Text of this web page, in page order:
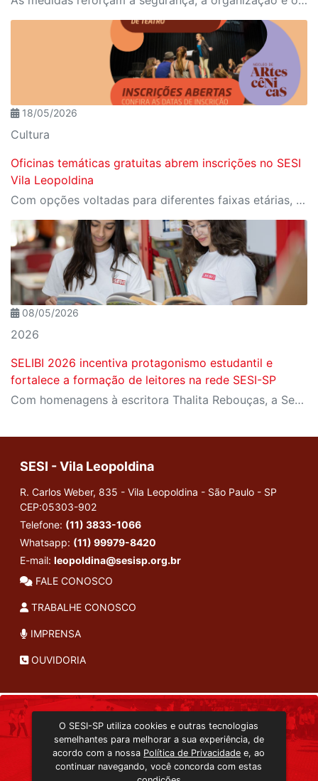
18/05/2026
Cultura
Oficinas temáticas gratuitas abrem inscrições no SESI
Vila Leopoldina
Com opções voltadas para diferentes faixas etárias, as oficinas acontecem no auditório da unidade e propõem experiências criativas por meio de jogos teatrais, expressão corporal e vivências artísticas.
08/05/2026
2026
SELIBI 2026 incentiva protagonismo estudantil e
fortalece a formação de leitores na rede SESI-SP
Com homenagens à escritora Thalita Rebouças, a Semana do Livro e da Biblioteca promove criatividade, produção autoral e diferentes formas de expressão entre estudantes da Educação Infantil à EJA
SESI - Vila Leopoldina
R. Carlos Weber, 835 - Vila Leopoldina - São Paulo - SP
CEP:05303-902
Telefone: (11) 3833-1066
Whatsapp: (11) 99979-8420
E-mail: leopoldina@sesisp.org.br
FALE CONOSCO
TRABALHE CONOSCO
IMPRENSA
OUVIDORIA
TRANSMISSÃO ON-LINE
EDITORA SESI-SP
CONSULTA AO ACERVO
O SESI-SP utiliza cookies e outras tecnologias
semelhantes para melhorar a sua experiência, de
acordo com a nossa Política de Privacidade e, ao
continuar navegando, você concorda com estas